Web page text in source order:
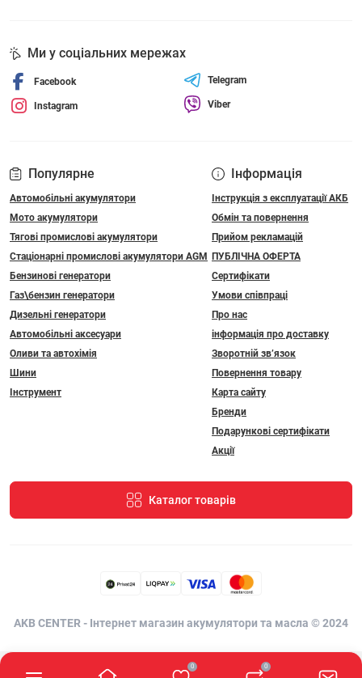
0 0
Популярне
Автомобільні акумулятори
Мото акумулятори
Тягові промислові акумулятори
Стаціонарні промислові акумулятори АGM
Бензинові генератори
Газ\бензин генератори
Дизельні генератори
Автомобільні аксесуари
Оливи та автохімія
Шини
Інструмент
Інформація
Інструкція з експлуатації АКБ
Обмін та повернення
Прийом рекламацій
ПУБЛІЧНА ОФЕРТА
Сертифікати
Умови співпраці
Про нас
інформація про доставку
Зворотній зв’язок
Повернення товару
Карта сайту
Бренди
Подарункові сертифікати
Акції
Каталог товарів
Ми у соціальних мережах
Facebook
Instagram
Telegram
Viber
AKB CENTER - Інтернет магазин акумулятори та масла © 2024